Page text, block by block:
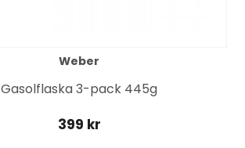
Weber
Gasolflaska 3-pack 445g
399 kr